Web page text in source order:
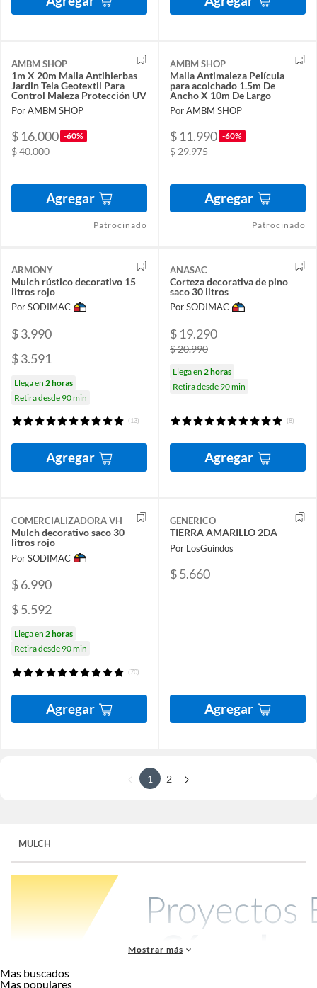
AMBM SHOP
1m X 20m Malla Antihierbas
Jardin Tela Geotextil Para
Control Maleza Protección UV
Por AMBM SHOP
$ 16.000 -60%
$ 40.000
Agregar
Patrocinado
AMBM SHOP
Malla Antimaleza Película
para acolchado 1.5m De
Ancho X 10m De Largo
Por AMBM SHOP
$ 11.990 -60%
$ 29.975
Agregar
Patrocinado
ARMONY
Mulch rústico decorativo 15
litros rojo
Por SODIMAC
$ 3.990
$ 3.591
Llega en 2 horas
Retira desde 90 min
(13)
Agregar
ANASAC
Corteza decorativa de pino
saco 30 litros
Por SODIMAC
$ 19.290
$ 20.990
Llega en 2 horas
Retira desde 90 min
(8)
Agregar
COMERCIALIZADORA VH
Mulch decorativo saco 30
litros rojo
Por SODIMAC
$ 6.990
$ 5.592
Llega en 2 horas
Retira desde 90 min
(70)
Agregar
GENERICO
TIERRA AMARILLO 2DA
Por LosGuindos
$ 5.660
Agregar
1 2
MULCH
Mostrar más
Mas buscados
Mas populares